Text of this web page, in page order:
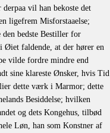
vil han bekoste det
ligefrem Misforstaaelse;
bedste Bestiller for
Øiet faldende, at der hører en
vilde fordre mindre end
sine klareste Ønsker, hvis Tid
dette værk i Marmor; dette
Besiddelse; hvilken
og dets Kongehus, tilbød
Løn, han som Konstner af